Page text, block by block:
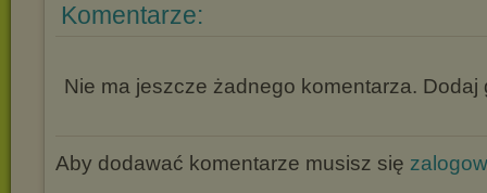
Komentarze:
Nie ma jeszcze żadnego komentarza. Dodaj
Aby dodawać komentarze musisz się